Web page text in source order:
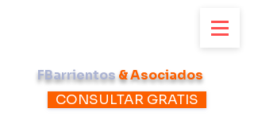
FBarrientos& Asociados
CONSULTAR GRATIS